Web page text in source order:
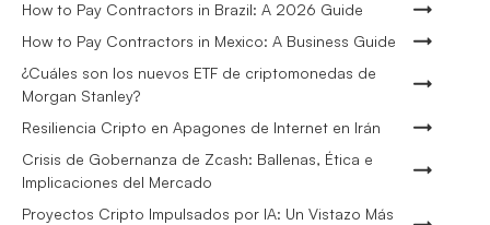
How to Pay Contractors in Brazil: A 2026 Guide
How to Pay Contractors in Mexico: A Business Guide
¿Cuáles son los nuevos ETF de criptomonedas de
Morgan Stanley?
Resiliencia Cripto en Apagones de Internet en Irán
Crisis de Gobernanza de Zcash: Ballenas, Ética e
Implicaciones del Mercado
Proyectos Cripto Impulsados por IA: Un Vistazo Más